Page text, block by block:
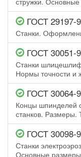
ГОСТ 29197-
Станки.
ГОСТ 30051-
Станки
Нормы точности и
ГОСТ 30064-
Концы шпинделей
станков. Размеры.
ГОСТ 30098-
Станки
Основные